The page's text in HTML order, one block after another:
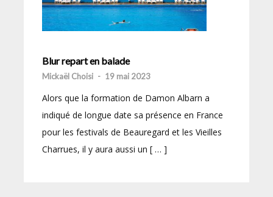
Blur repart en balade
Mickaël Choisi - 19 mai 2023
Alors que la formation de Damon Albarn a
indiqué de longue date sa présence en France
pour les festivals de Beauregard et les Vieilles
Charrues, il y aura aussi un [ … ]